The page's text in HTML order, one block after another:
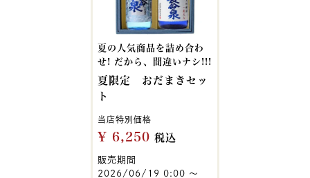
夏の人気商品を詰め合わ
せ! だから、間違いナシ!!!
夏限定 おだまきセッ
ト
当店特別価格
¥ 6,250 税込
販売期間
2026/06/19 0:00 〜